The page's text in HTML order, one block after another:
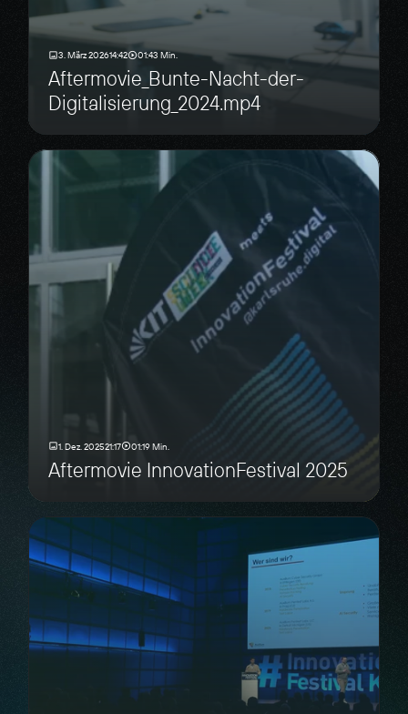
3. März 202614:42 01:43 Min.
Aftermovie_Bunte-Nacht-der-
Digitalisierung_2024.mp4
1. Dez. 202521:17 01:19 Min.
Aftermovie InnovationFestival 2025